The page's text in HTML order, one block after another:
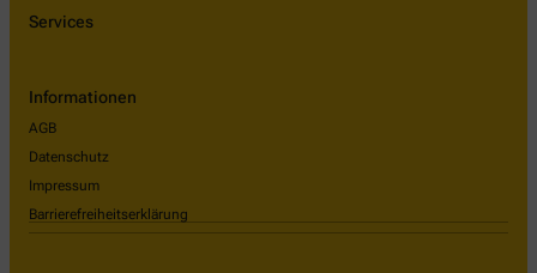
Services
Informationen
AGB
Datenschutz
Impressum
Barrierefreiheitserklärung